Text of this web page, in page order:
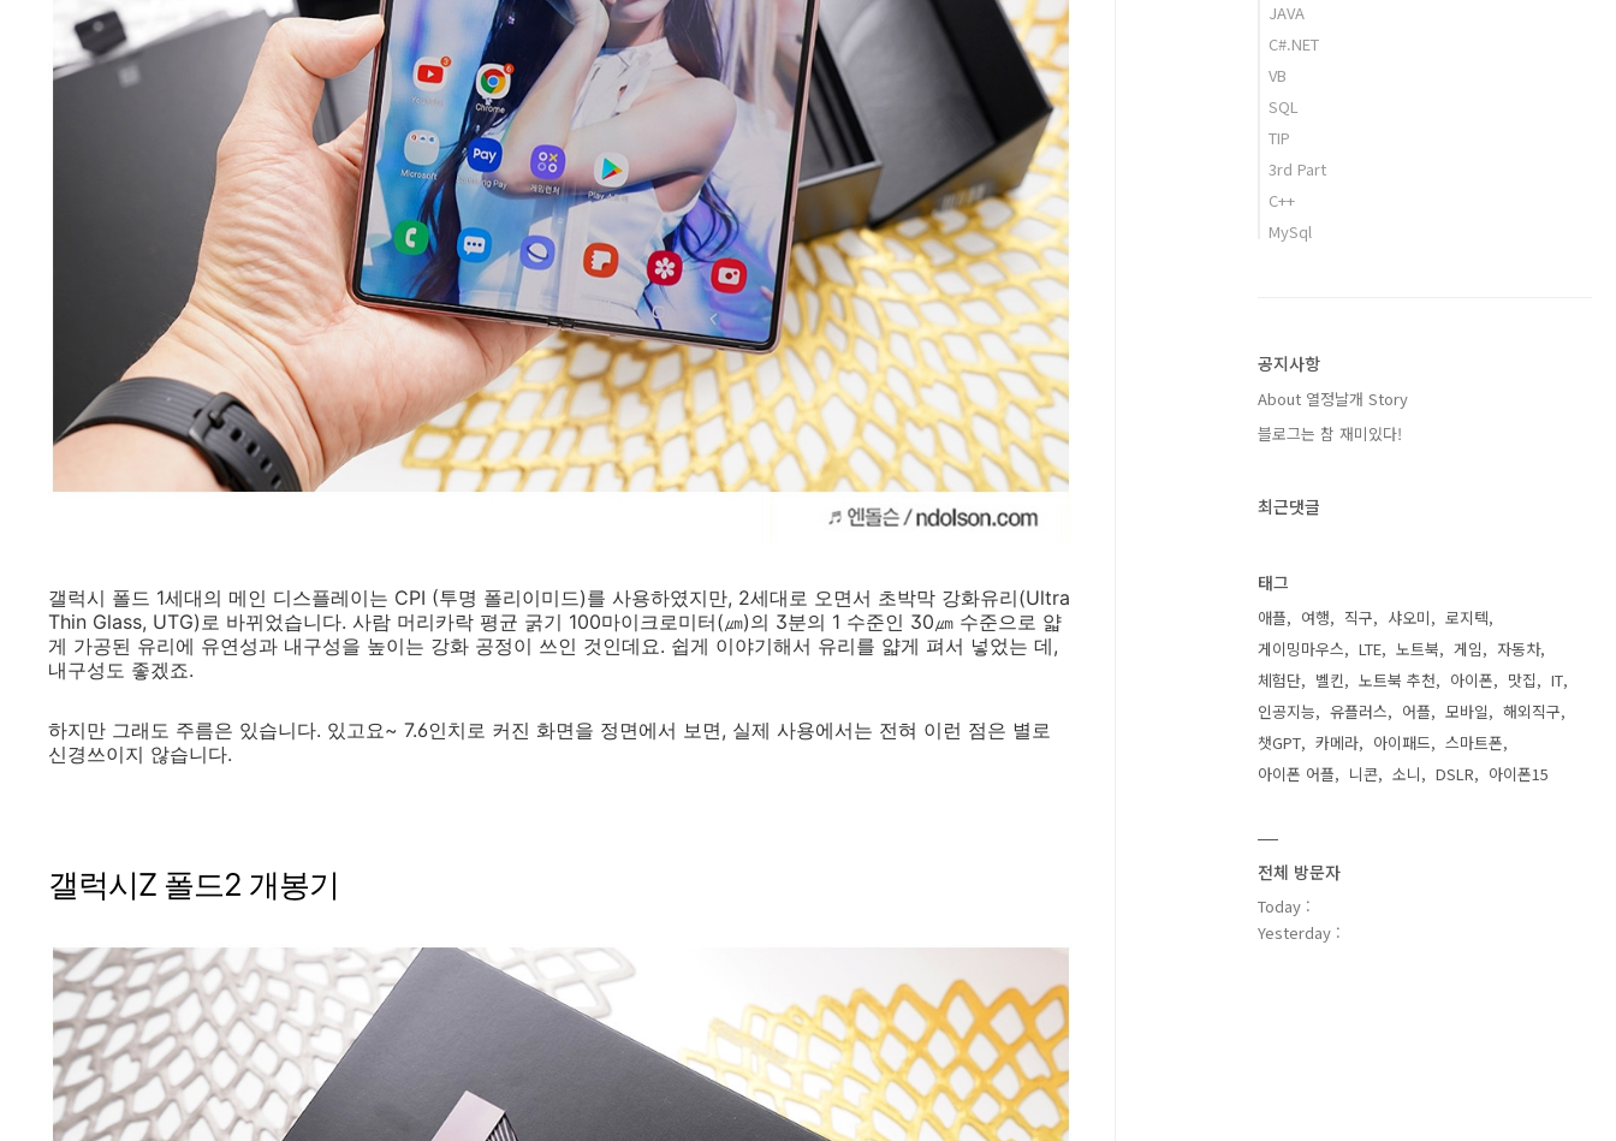
갤럭시 폴드 1세대의 메인 디스플레이는 CPI (투명 폴리이미드)를 사용하였지만, 2세대로 오면서 초박막 강화유리(Ultra
Thin Glass, UTG)로 바뀌었습니다. 사람 머리카락 평균 굵기 100마이크로미터(㎛)의 3분의 1 수준인 30㎛ 수준으로 얇
게 가공된 유리에 유연성과 내구성을 높이는 강화 공정이 쓰인 것인데요. 쉽게 이야기해서 유리를 얇게 펴서 넣었는 데,
내구성도 좋겠죠.
하지만 그래도 주름은 있습니다. 있고요~ 7.6인치로 커진 화면을 정면에서 보면, 실제 사용에서는 전혀 이런 점은 별로
신경쓰이지 않습니다.
갤럭시Z 폴드2 개봉기
JAVA
C#.NET
VB
SQL
TIP
3rd Part
C++
MySql
공지사항
About 열정날개 Story
블로그는 참 재미있다!
최근댓글
태그
애플 여행 직구 샤오미
로지텍
게이밍마우스
LTE 노트북 게임
자동차
체험단
벨킨 노트북 추천 아이폰 맛집
IT
인공지능
유플러스 어플 모바일
해외직구
챗GPT
카메라 아이패드
스마트폰
아이폰 어플
니콘 소니 DSLR 아이폰15
전체 방문자
Today :
Yesterday :